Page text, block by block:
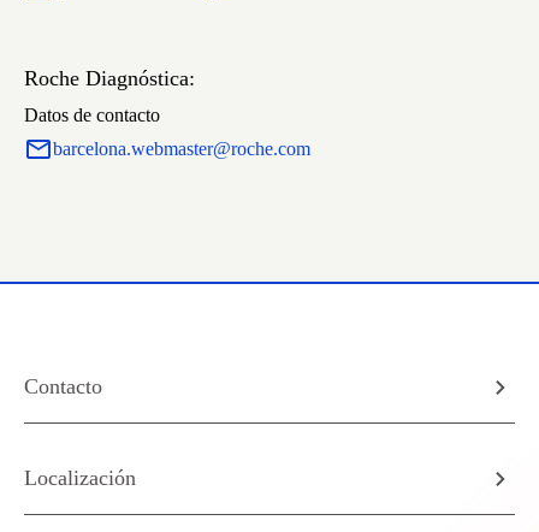
Roche Diagnóstica:
Datos de contacto
barcelona.webmaster@roche.com
Contacto
Localización